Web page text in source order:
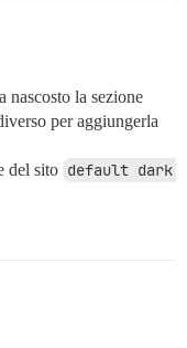
nascosto la sezione
per aggiungerla
del sito default dark